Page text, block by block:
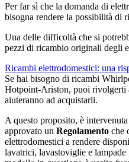
Per far sì che la domanda di
bisogna rendere la possibilità di
Una delle difficoltà che si
pezzi di ricambio originali degli
Ricambi elettrodomestici: una
Se hai bisogno di ricambi
Hotpoint-Ariston, puoi rivolgerti
aiuteranno ad acquistarli.
A questo proposito, è
approvato un Regolamento che
elettrodomestici a rendere
lavatrici, lavastoviglie e